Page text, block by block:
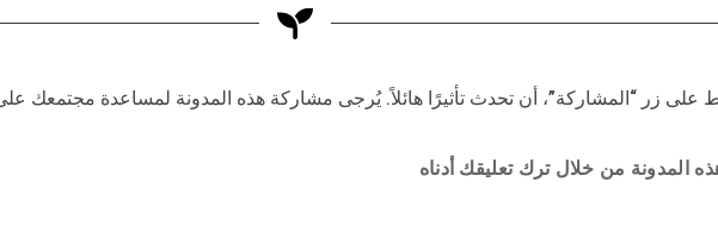
على زر “المشاركة”، أن تحدث تأثيرًا هائلاً. يُرجى مشاركة هذه المدونة لمساعدة مجتمعك
المدونة من خلال ترك تعليقك أدناه